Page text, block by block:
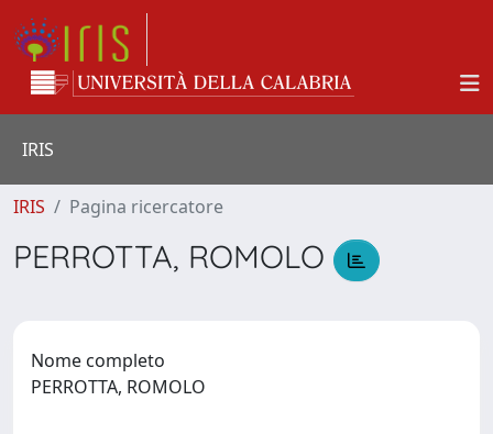
IRIS
IRIS Pagina ricercatore
PERROTTA, ROMOLO
Nome completo
PERROTTA, ROMOLO